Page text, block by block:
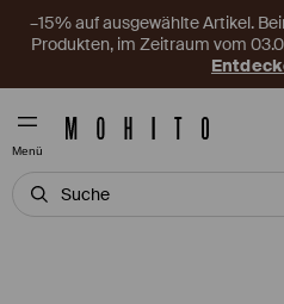
–15% auf ausgewählte Artikel.
Produkten, im Zeitraum vom
Menü